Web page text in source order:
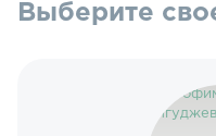
Выберите